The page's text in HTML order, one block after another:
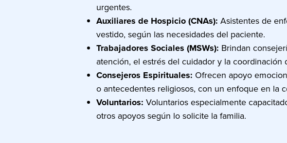
urgentes.
Auxiliares de Hospicio (CNAs): Asistentes de
vestido, según las necesidades del paciente.
Trabajadores Sociales (MSWs): Brindan
atención, el estrés del cuidador y la coordinación
Consejeros Espirituales: Ofrecen apoyo
o antecedentes religiosos, con un enfoque en la
Voluntarios: Voluntarios especialmente
otros apoyos según lo solicite la familia.